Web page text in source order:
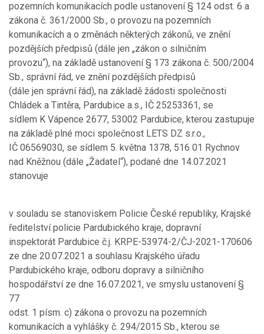
pozemních komunikacích podle ustanovení § 124 odst. 6 a
zákona č. 361/2000 Sb., o provozu na pozemních
komunikacích a o změnách některých zákonů, ve znění
pozdějších předpisů (dále jen „zákon o silničním
provozu“), na základě ustanovení § 173 zákona č. 500/2004
Sb., správní řád, ve znění pozdějších předpisů
(dále jen správní řád), na základě žádosti společnosti
Chládek a Tintěra, Pardubice a.s., IČ 25253361, se
sídlem K Vápence 2677, 53002 Pardubice, kterou zastupuje
na základě plné moci společnost LETS DZ s.r.o.,
IČ 06569030, se sídlem 5. května 1378, 516 01 Rychnov
nad Kněžnou (dále „Žadatel“), podané dne 14.07.2021
stanovuje
v souladu se stanoviskem Policie České republiky, Krajské
ředitelství policie Pardubického kraje, dopravní
inspektorát Pardubice č.j. KRPE-53974-2/ČJ-2021-170606
ze dne 20.07.2021 a souhlasu Krajského úřadu
Pardubického kraje, odboru dopravy a silničního
hospodářství ze dne 16.07.2021, ve smyslu ustanovení §
77
odst. 1 písm. c) zákona o provozu na pozemních
komunikacích a vyhlášky č. 294/2015 Sb., kterou se